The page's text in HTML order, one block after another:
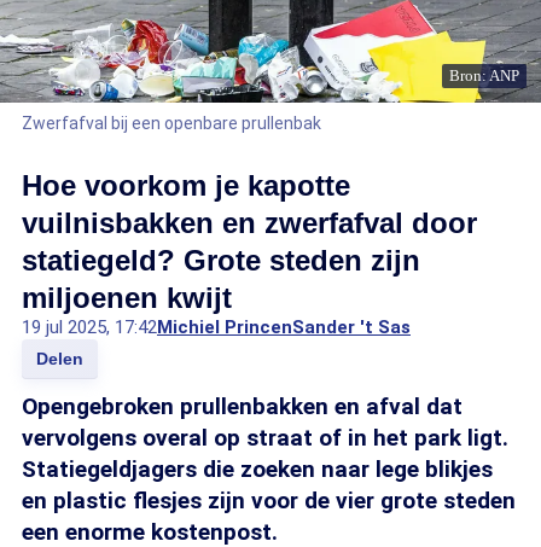
Bron: ANP
Zwerfafval bij een openbare prullenbak
Hoe voorkom je kapotte
vuilnisbakken en zwerfafval door
statiegeld? Grote steden zijn
miljoenen kwijt
19 jul 2025, 17:42Michiel PrincenSander 't Sas
Delen
Opengebroken prullenbakken en afval dat
vervolgens overal op straat of in het park ligt.
Statiegeldjagers die zoeken naar lege blikjes
en plastic flesjes zijn voor de vier grote steden
een enorme kostenpost.